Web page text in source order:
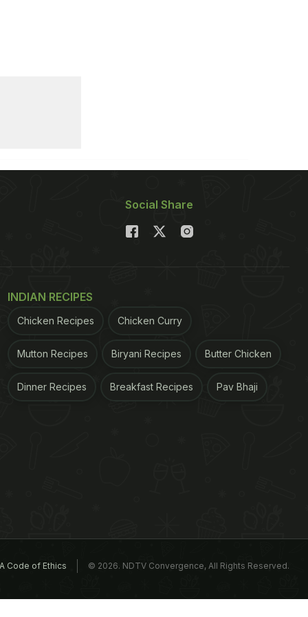
Social Share
INDIAN RECIPES
Chicken Recipes Chicken Curry
Mutton Recipes Biryani Recipes Butter Chicken
Dinner Recipes Breakfast Recipes Pav Bhaji
Code of Ethics © 2026. NDTV Convergence, All Rights Reserved.